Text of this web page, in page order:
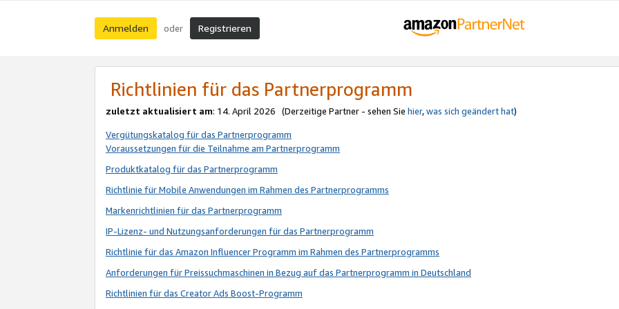
Anmelden oder Registrieren
Richtlinien für das Partnerprogramm
zuletzt aktualisiert am: 14. April 2026 (Derzeitige Partner - sehen Sie hier,was sich geändert hat)
Vergütungskatalog für das Partnerprogramm
Voraussetzungen für die Teilnahme am Partnerprogramm
Produktkatalog für das Partnerprogramm
Richtlinie für Mobile Anwendungen im Rahmen des Partnerprogramms
Markenrichtlinien für das Partnerprogramm
IP-Lizenz- und Nutzungsanforderungen für das Partnerprogramm
Richtlinie für das Amazon Influencer Programm im Rahmen des Partnerprogramms
Anforderungen für Preissuchmaschinen in Bezug auf das Partnerprogramm in Deutschland
Richtlinien für das Creator Ads Boost-Programm